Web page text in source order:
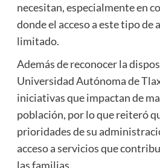
necesitan, especialmente en
donde el acceso a este tipo de
limitado.
Además de reconocer la
Universidad Autónoma de
iniciativas que impactan de
población, por lo que reiteró
prioridades de su
acceso a servicios que
las familias.